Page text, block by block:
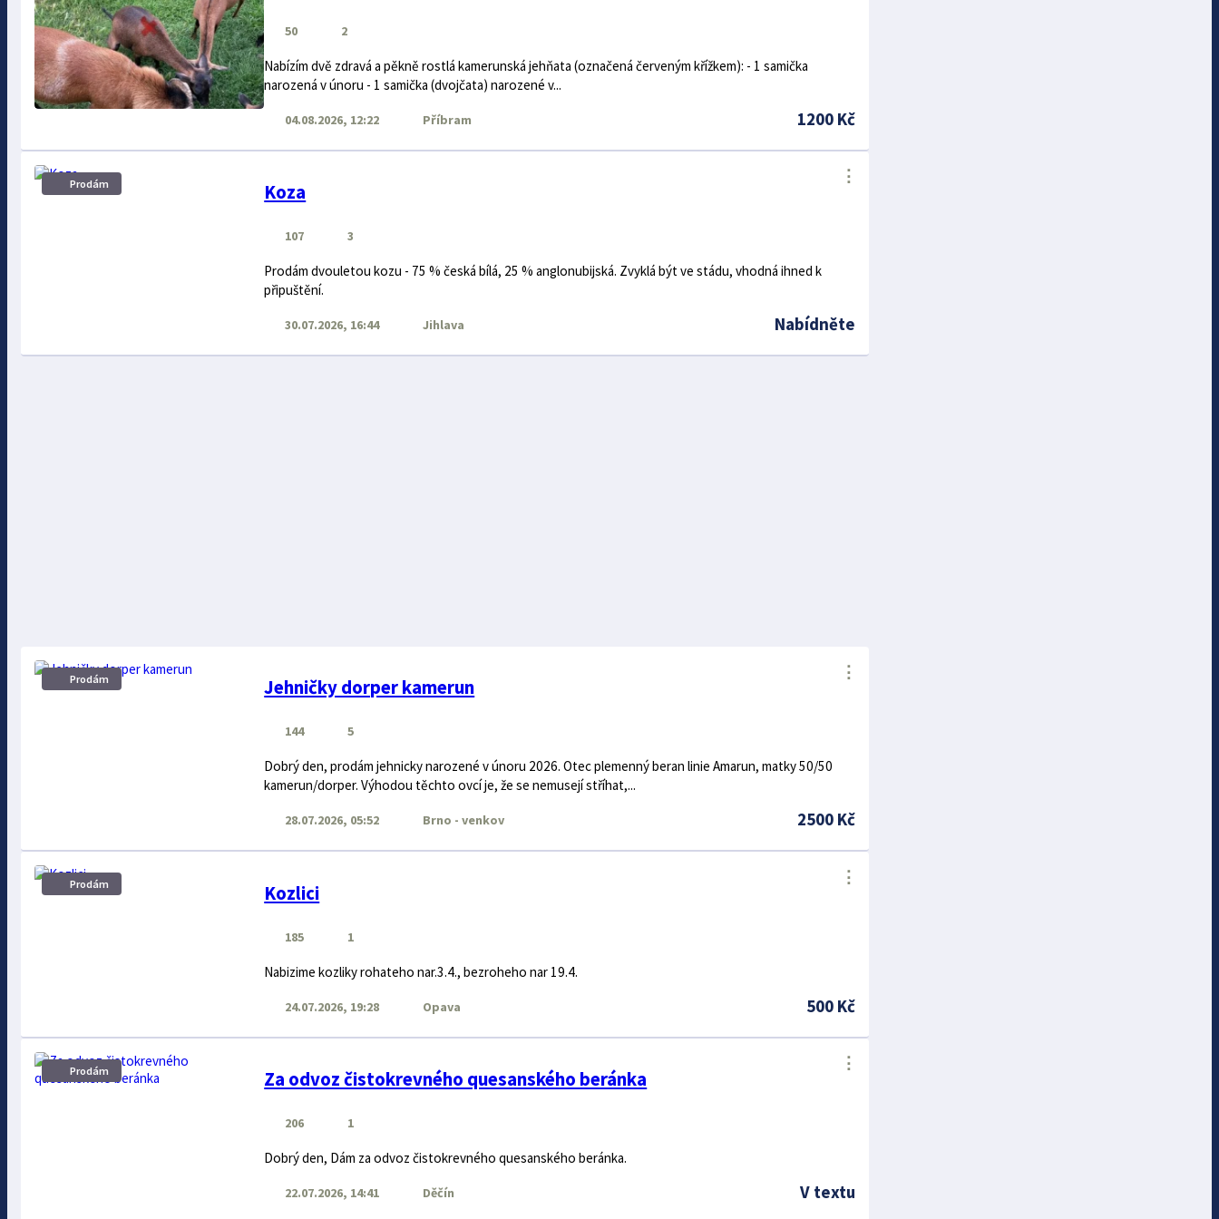
50 2
Nabízím dvě zdravá a pěkně rostlá kamerunská jehňata (označená červeným křížkem): - 1 samička
narozená v únoru - 1 samička (dvojčata) narozené v...
1200 Kč
Příbram
04.08.2026, 12:22
Prodám Koza
⋮
107 3
Prodám dvouletou kozu - 75 % česká bílá, 25 % anglonubijská. Zvyklá být ve stádu, vhodná ihned k
připuštění.
Nabídněte
Jihlava
30.07.2026, 16:44
Prodám Jehničky dorper kamerun
⋮
144 5
Dobrý den, prodám jehnicky narozené v únoru 2026. Otec plemenný beran linie Amarun, matky 50/50
kamerun/dorper. Výhodou těchto ovcí je, že se nemusejí stříhat,...
2500 Kč
Brno - venkov
28.07.2026, 05:52
Prodám Kozlici
⋮
185 1
Nabizime kozliky rohateho nar.3.4., bezroheho nar 19.4.
500 Kč
Opava
24.07.2026, 19:28
Prodám Za odvoz čistokrevného quesanského beránka
⋮
206 1
Dobrý den, Dám za odvoz čistokrevného quesanského beránka.
V textu
Děčín
22.07.2026, 14:41